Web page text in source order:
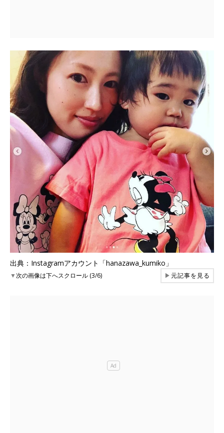
出典：Instagramアカウント「hanazawa_kumiko」
▼次の画像は下へスクロール (3/6) ▶元記事を見る